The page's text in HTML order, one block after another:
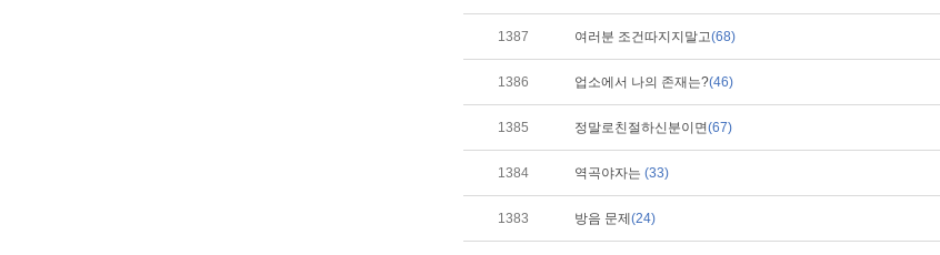
1387 여러분 조건따지지말고(68)
1386 업소에서 나의 존재는?(46)
1385 정말로친절하신분이면(67)
1384 역곡야자는 (33)
1383 방음 문제 (24)